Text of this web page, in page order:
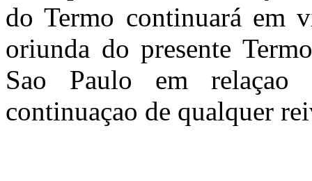
do Termo continuará em
oriunda do presente
Sao Paulo em relaçao
continuaçao de qualquer